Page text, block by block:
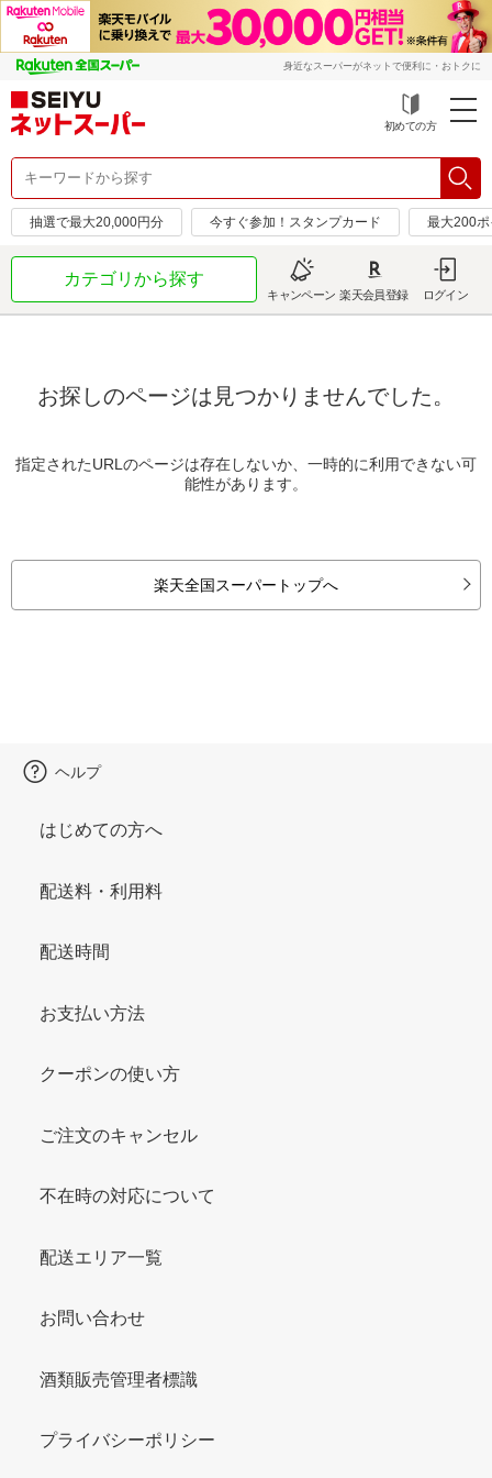
身近なスーパーがネットで便利に・おトクに
初めての方
抽選で最大20,000円分 今すぐ参加！スタンプカード 最大200
カテゴリから探す
キャンペーン 楽天会員登録 ログイン
お探しのページは見つかりませんでした。
指定されたURLのページは存在しないか、一時的に利用できない可
能性があります。
楽天全国スーパートップへ
ヘルプ
はじめての方へ
配送料・利用料
配送時間
お支払い方法
クーポンの使い方
ご注文のキャンセル
不在時の対応について
配送エリア一覧
お問い合わせ
酒類販売管理者標識
プライバシーポリシー